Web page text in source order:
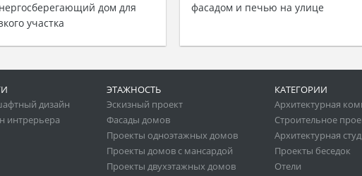
дом для
участка
фасадом и печью на улице
дизайн
интрерьера
ЭТАЖНОСТЬ
Эскизный проект
Фасады домов
Проекты одноэтажных домов
Проекты домов с мансардой
Проекты двухэтажных домов
КАТЕГОРИИ
Архитектурная
Строительное
Архитектурная
Проекты беседок
Отели